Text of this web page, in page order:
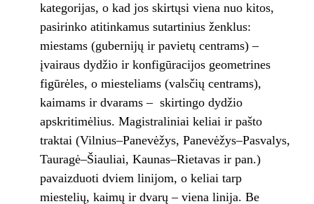
kategorijas, o kad jos skirtųsi viena nuo kitos,
pasirinko atitinkamus sutartinius ženklus:
miestams (gubernijų ir pavietų centrams) –
įvairaus dydžio ir konfigūracijos geometrines
figūrėles, o miesteliams (valsčių centrams),
kaimams ir dvarams – skirtingo dydžio
apskritimėlius. Magistraliniai keliai ir pašto
traktai (Vilnius–Panevėžys, Panevėžys–Pasvalys,
Tauragė–Šiauliai, Kaunas–Rietavas ir pan.)
pavaizduoti dviem linijom, o keliai tarp
miestelių, kaimų ir dvarų – viena linija. Be